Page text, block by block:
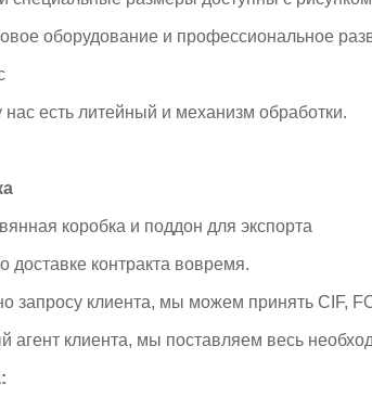
оборудование и профессиональное
есть литейный и механизм обработки.
коробка и поддон для экспорта
доставке контракта вовремя.
запросу клиента, мы можем принять CIF,
агент клиента, мы поставляем весь